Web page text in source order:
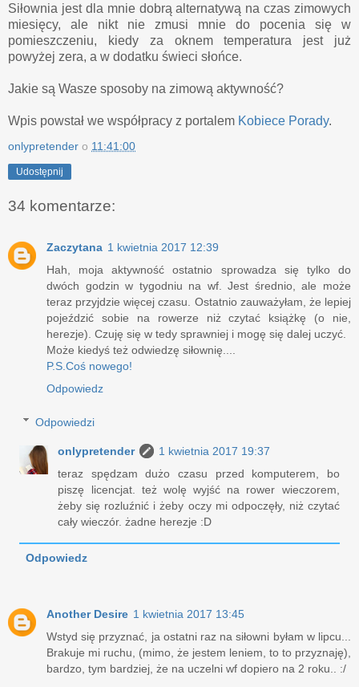
Siłownia jest dla mnie dobrą alternatywą na czas zimowych
miesięcy, ale nikt nie zmusi mnie do pocenia się w
pomieszczeniu, kiedy za oknem temperatura jest już
powyżej zera, a w dodatku świeci słońce.
Jakie są Wasze sposoby na zimową aktywność?
Wpis powstał we współpracy z portalem Kobiece Porady.
onlypretender o 11:41:00
Udostępnij
34 komentarze:
Zaczytana 1 kwietnia 2017 12:39
Hah, moja aktywność ostatnio sprowadza się tylko do
dwóch godzin w tygodniu na wf. Jest średnio, ale może
teraz przyjdzie więcej czasu. Ostatnio zauważyłam, że lepiej
pojeździć sobie na rowerze niż czytać książkę (o nie,
herezje). Czuję się w tedy sprawniej i mogę się dalej uczyć.
Może kiedyś też odwiedzę siłownię....
P.S.Coś nowego!
Odpowiedz
Odpowiedzi
onlypretender
1 kwietnia 2017 19:37
teraz spędzam dużo czasu przed komputerem, bo
piszę licencjat. też wolę wyjść na rower wieczorem,
żeby się rozluźnić i żeby oczy mi odpoczęły, niż czytać
cały wieczór. żadne herezje :D
Odpowiedz
Another Desire 1 kwietnia 2017 13:45
Wstyd się przyznać, ja ostatni raz na siłowni byłam w lipcu...
Brakuje mi ruchu, (mimo, że jestem leniem, to to przyznaję),
bardzo, tym bardziej, że na uczelni wf dopiero na 2 roku.. :/